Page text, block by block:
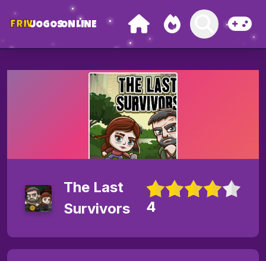
FRIVJOGOSONLINE
The Last
Survivors
4